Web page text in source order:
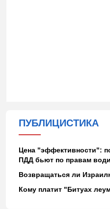
ПУБЛИЦИСТИКА
Цена "эффективности":
ПДД бьют по правам
Возвращаться ли
Кому платит "Битуах